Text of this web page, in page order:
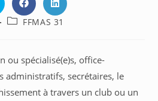
Ouvrir
dans
une
Ouvrir
dans
une
PostFFMAS 31
ou spécialisé(e)s, office-
administratifs, secrétaires, le
à travers un club ou un